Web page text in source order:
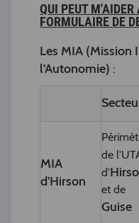
QUI PEUT
FORMULAIRE DE
Les MIA
l'Autonomie) :
MIA
d'Hirson
de
d'
et de
Guise